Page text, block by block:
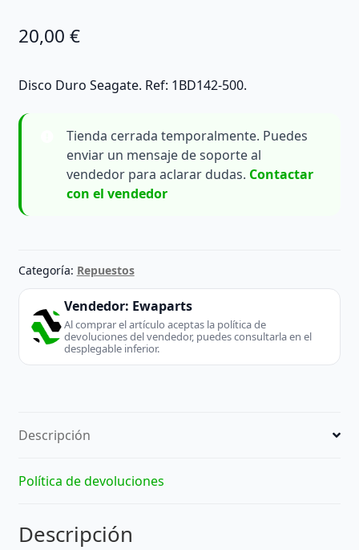
20,00 €
Disco Duro Seagate. Ref: 1BD142-500.
Tienda cerrada temporalmente. Puedes
enviar un mensaje de soporte al
vendedor para aclarar dudas. Contactar
con el vendedor
Categoría: Repuestos
Vendedor: Ewaparts
Al comprar el artículo aceptas la política de
devoluciones del vendedor, puedes consultarla en el
desplegable inferior.
Descripción
Política de devoluciones
Descripción